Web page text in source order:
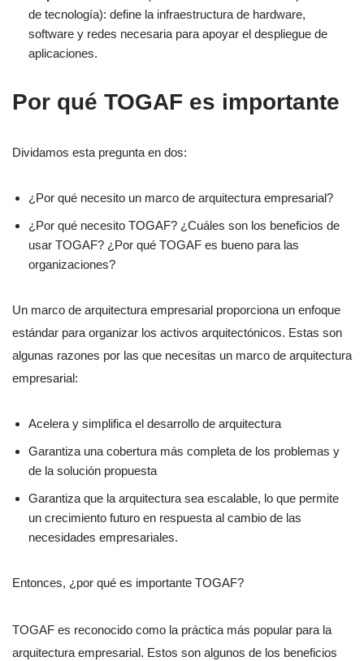
de tecnología): define la infraestructura de hardware,
software y redes necesaria para apoyar el despliegue de
aplicaciones.
Por qué TOGAF es importante
Dividamos esta pregunta en dos:
¿Por qué necesito un marco de arquitectura empresarial?
¿Por qué necesito TOGAF? ¿Cuáles son los beneficios de
usar TOGAF? ¿Por qué TOGAF es bueno para las
organizaciones?
Un marco de arquitectura empresarial proporciona un enfoque
estándar para organizar los activos arquitectónicos. Estas son
algunas razones por las que necesitas un marco de arquitectura
empresarial:
Acelera y simplifica el desarrollo de arquitectura
Garantiza una cobertura más completa de los problemas y
de la solución propuesta
Garantiza que la arquitectura sea escalable, lo que permite
un crecimiento futuro en respuesta al cambio de las
necesidades empresariales.
Entonces, ¿por qué es importante TOGAF?
TOGAF es reconocido como la práctica más popular para la
arquitectura empresarial. Estos son algunos de los beneficios